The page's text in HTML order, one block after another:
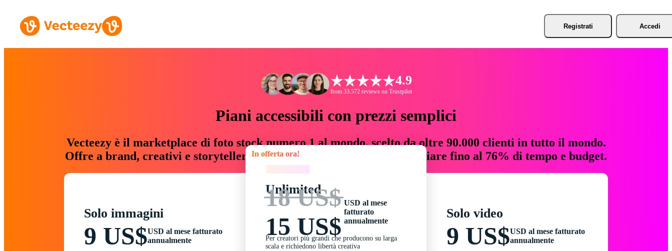
Registrati Accedi
4.9
from 33.572 reviews on Trustpilot
Piani accessibili con prezzi semplici
Vecteezy è il marketplace di foto stock numero 1 al mondo, scelto da oltre 90.000 clienti in tutto il mondo.
Offre a brand, creativi e storyteller risorse creative che fanno risparmiare fino al 76% di tempo e budget.
Solo immagini
9 US$USD al mese fatturato
annualmente
In offerta ora!
Unlimited
18 US$
15 US$
USD al mese
fatturato
annualmente
Per creatori più grandi che producono su larga
scala e richiedono libertà creativa
Solo video
9 US$USD al mese fatturato
annualmente